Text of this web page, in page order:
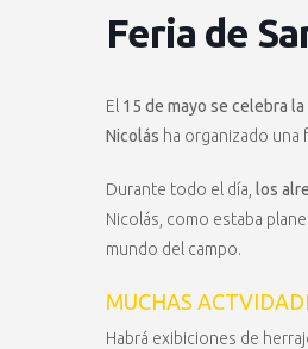
Feria de
El 15 de mayo se celebra
Nicolás ha organizado una
Durante todo el día, los
Nicolás, como estaba
mundo del campo.
MUCHAS
Habrá exibiciones de